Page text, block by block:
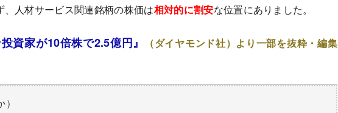
人材サービス関連銘柄の株価は相対的に割安な位置にありました。
資家が10倍株で2.5億円』
（ダイヤモンド社）より一部を抜粋・編集